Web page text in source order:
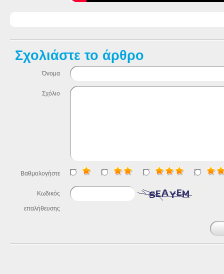
Σχολιάστε το άρθρο
Όνομα
Σχόλιο
Βαθμολογήστε
Κωδικός
επαλήθευσης